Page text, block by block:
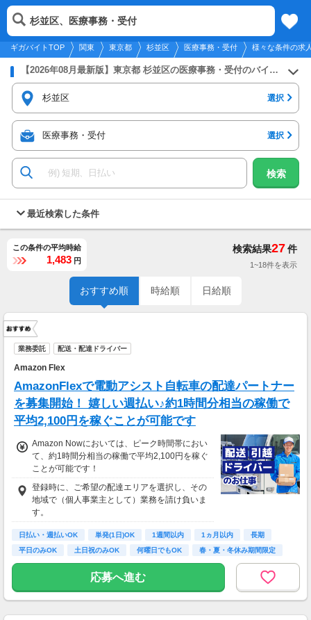
2026年8月6日更新
関東
メニュー
ギガバイトTOP 関東 東京都 杉並区 医療事務・受付 様々な条件の求
杉並区、医療事務・受付
【2026年08月最新版】東京都 杉並区の医療事務・受付のバイト・アルバイト・パートの求人募集情報
杉並区 選択
医療事務・受付 選択
検索
最近検索した条件
この条件の平均時給
1,483 円
検索結果27件
1~18件を表示
おすすめ順 時給順 日給順
業務委託 配送・配達ドライバー
Amazon Flex
AmazonFlexで電動アシスト自転車の配達パートナー
を募集開始！ 嬉しい週払い♪約1時間分相当の稼働で
平均2,100円を稼ぐことが可能です
Amazon Nowにおいては、ピーク時間帯におい
て、約1時間分相当の稼働で平均2,100円を稼ぐ
ことが可能です！
登録時に、ご希望の配達エリアを選択し、その
地域で（個人事業主として）業務を請け負いま
す。
日払い・週払いOK 単発(1日)OK 1週間以内 1ヵ月以内
長期
平日のみOK
土日祝のみOK 何曜日でもOK 春・夏・冬休み期間限定
応募へ進む